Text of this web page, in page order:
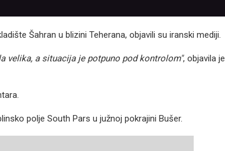
Šahran u blizini Teherana, objavili su iranski mediji.
velika, a situacija je potpuno pod kontrolom", objavila je
polje South Pars u južnoj pokrajini Bušer.